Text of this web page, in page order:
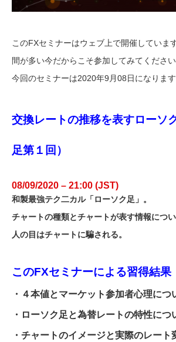
このFXセミナーはウェブ上で開催していま
間が多い今だからこそ参加してみてください
今回のセミナーは2020年9月08日になります
交換レートの推移を表すローソ
足第１回）
08/09/2020 – 21:00 (JST)
和製最強テク二カル「ローソク足」。
チャートの種類とチャートが表す情報につい
人の目はチャートに騙される。
このFXセミナーによる習得結果
・４本値とマーケット参加者心理につ
・ローソク足と為替レートの特性につ
・チャートのイメージと実際のレート